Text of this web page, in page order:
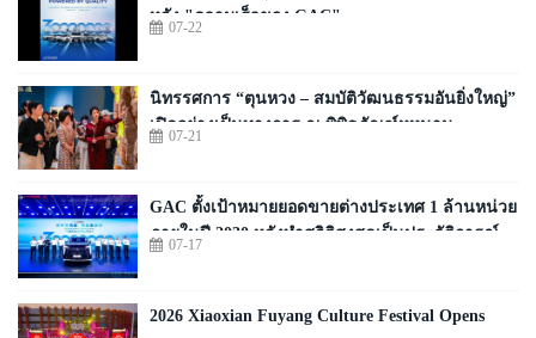
หลัง "ความเร็วของ GAC"
07-22
นิทรรศการ “ตุนหวง – สมบัติวัฒนธรรมอันยิ่งใหญ่”
เปิดอย่างเป็นทางการ ณ พิพิธภัณฑ์หูหนาน
07-21
GAC ตั้งเป้าหมายยอดขายต่างประเทศ 1 ล้านหน่วย
ภายในปี 2030 หลังทำสถิติสูงสุดเป็นประวัติการณ์
07-17
2026 Xiaoxian Fuyang Culture Festival Opens